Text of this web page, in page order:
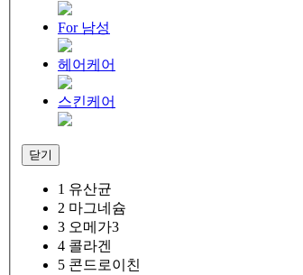
For 남성
헤어케어
스킨케어
닫기
1 유산균
2 마그네슘
3 오메가3
4 콜라겐
5 콘드로이친